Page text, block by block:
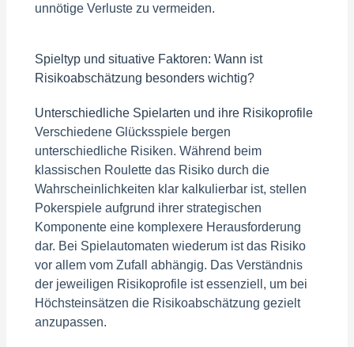
unnötige Verluste zu vermeiden.
Spieltyp und situative Faktoren: Wann ist
Risikoabschätzung besonders wichtig?
Unterschiedliche Spielarten und ihre Risikoprofile
Verschiedene Glücksspiele bergen
unterschiedliche Risiken. Während beim
klassischen Roulette das Risiko durch die
Wahrscheinlichkeiten klar kalkulierbar ist, stellen
Pokerspiele aufgrund ihrer strategischen
Komponente eine komplexere Herausforderung
dar. Bei Spielautomaten wiederum ist das Risiko
vor allem vom Zufall abhängig. Das Verständnis
der jeweiligen Risikoprofile ist essenziell, um bei
Höchsteinsätzen die Risikoabschätzung gezielt
anzupassen.